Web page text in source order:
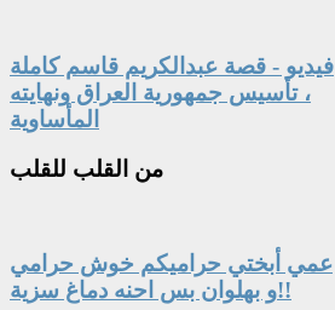
فيديو - قصة عبدالكريم قاسم كاملة
، تأسيس جمهورية العراق ونهايته
المأساوية
من القلب للقلب
عمي أبختي حراميكم خوش حرامي
و بهلوان بس احنه دماغ سزية!!